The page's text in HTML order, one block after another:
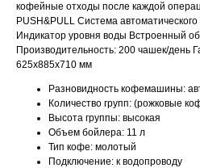
кофейные отходы после каждой
PUSH&PULL Система
Индикатор уровня воды Встроенный
Производительность: 200 чашек/день
625х885х710 мм
Разновидность кофемашины:
Количество групп: (рожковые
Высота группы: высокая
Объем бойлера: 11 л
Тип кофе: молотый
Подключение: к водопроводу